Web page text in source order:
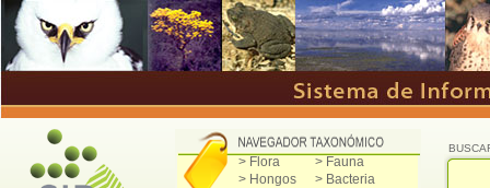
> Flora
> Fauna
> Hongos
> Bacteria